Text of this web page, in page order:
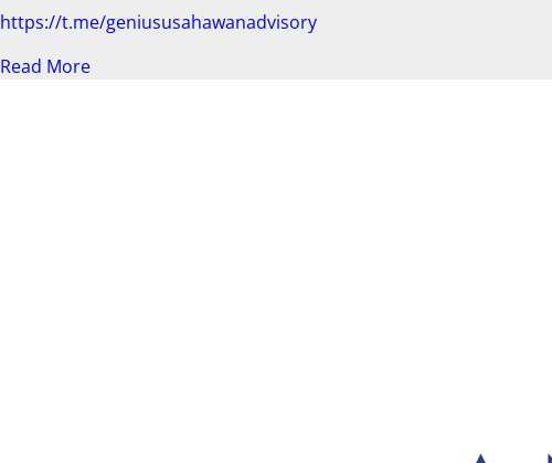
https://t.me/geniususahawanadvisory
Read More